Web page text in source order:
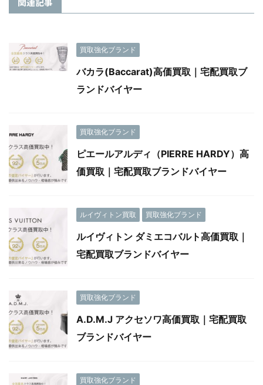
買取強化ブランド
バカラ(Baccarat)高価買取｜宅配買取ブ
ランドバイヤー
買取強化ブランド
ピエールアルディ（PIERRE HARDY）高
価買取｜宅配買取ブランドバイヤー
ルイヴィトン買取 買取強化ブランド
ルイヴィトン ダミエコバルト高価買取｜
宅配買取ブランドバイヤー
買取強化ブランド
A.D.M.J アクセソワ高価買取｜宅配買取
ブランドバイヤー
買取強化ブランド